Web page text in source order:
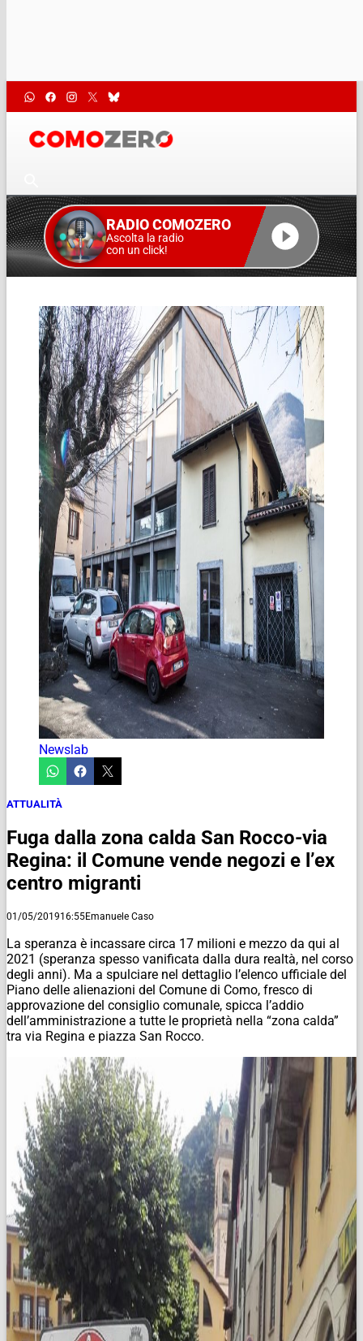
RADIO COMOZERO
Ascolta la radio
con un click!
Newslab
ATTUALITÀ
Fuga dalla zona calda San Rocco-via
Regina: il Comune vende negozi e l’ex
centro migranti
01/05/201916:55Emanuele Caso
La speranza è incassare circa 17 milioni e mezzo da qui al
2021 (speranza spesso vanificata dalla dura realtà, nel corso
degli anni). Ma a spulciare nel dettaglio l’elenco ufficiale del
Piano delle alienazioni del Comune di Como, fresco di
approvazione del consiglio comunale, spicca l’addio
dell’amministrazione a tutte le proprietà nella “zona calda”
tra via Regina e piazza San Rocco.